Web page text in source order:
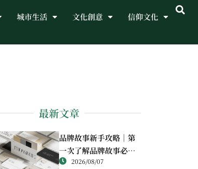
城市生活 文化創意 信仰文化
最新文章
品牌故事新手攻略｜第
一次了解品牌故事必讀
重點2026/08/07